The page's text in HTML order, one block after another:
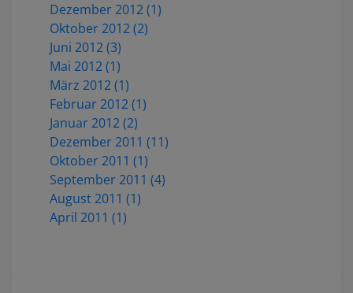
Dezember 2012 (1)
Oktober 2012 (2)
Juni 2012 (3)
Mai 2012 (1)
März 2012 (1)
Februar 2012 (1)
Januar 2012 (2)
Dezember 2011 (11)
Oktober 2011 (1)
September 2011 (4)
August 2011 (1)
April 2011 (1)